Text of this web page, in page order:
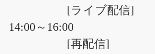
[ライブ配信]
14:00～16:00
[再配信]